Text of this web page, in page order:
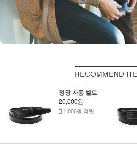
RECOMMEND
정장 자동 벨트
20,000원
1,000원 적립